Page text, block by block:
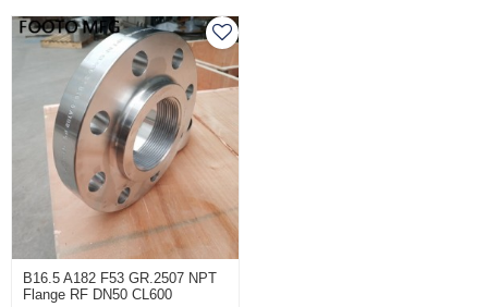
B16.5 A182 F53 GR.2507 NPT
Flange RF DN50 CL600